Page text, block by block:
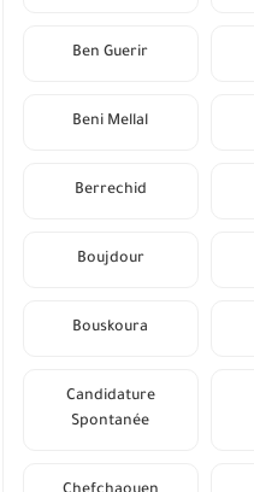
Ben Guerir
Beni Mellal
Berrechid
Boujdour
Bouskoura
Candidature
Spontanée